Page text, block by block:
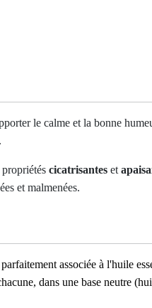
le calme et la bonne
cicatrisantes et
et malmenées.
associée à l'huile
dans une base neutre